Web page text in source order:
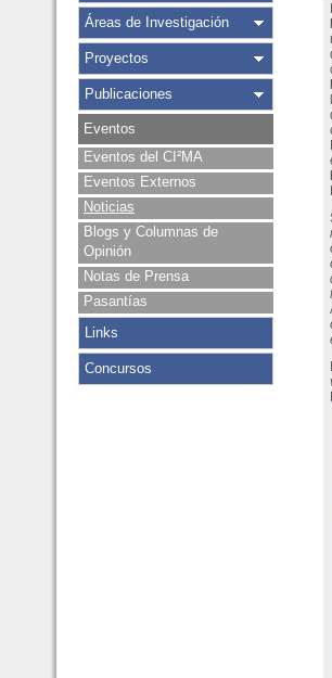
Áreas de Investigación
Proyectos
Publicaciones
Eventos
Eventos del CI²MA
Eventos Externos
Noticias
Blogs y Columnas de
Opinión
Notas de Prensa
Pasantías
Links
Concursos